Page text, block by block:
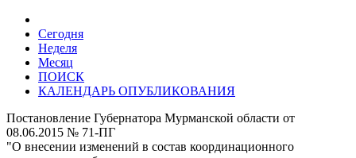
Сегодня
Неделя
Месяц
ПОИСК
КАЛЕНДАРЬ ОПУБЛИКОВАНИЯ
Постановление Губернатора Мурманской области от
08.06.2015 № 71-ПГ
"О внесении изменений в состав координационного